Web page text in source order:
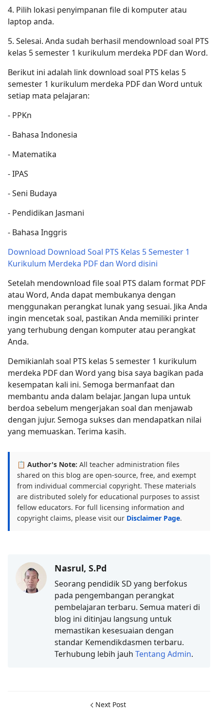
4. Pilih lokasi penyimpanan file di komputer atau
laptop anda.
5. Selesai. Anda sudah berhasil mendownload soal PTS
kelas 5 semester 1 kurikulum merdeka PDF dan Word.
Berikut ini adalah link download soal PTS kelas 5
semester 1 kurikulum merdeka PDF dan Word untuk
setiap mata pelajaran:
- PPKn
- Bahasa Indonesia
- Matematika
- IPAS
- Seni Budaya
- Pendidikan Jasmani
- Bahasa Inggris
Download Download Soal PTS Kelas 5 Semester 1
Kurikulum Merdeka PDF dan Word disini
Setelah mendownload file soal PTS dalam format PDF
atau Word, Anda dapat membukanya dengan
menggunakan perangkat lunak yang sesuai. Jika Anda
ingin mencetak soal, pastikan Anda memiliki printer
yang terhubung dengan komputer atau perangkat
Anda.
Demikianlah soal PTS kelas 5 semester 1 kurikulum
merdeka PDF dan Word yang bisa saya bagikan pada
kesempatan kali ini. Semoga bermanfaat dan
membantu anda dalam belajar. Jangan lupa untuk
berdoa sebelum mengerjakan soal dan menjawab
dengan jujur. Semoga sukses dan mendapatkan nilai
yang memuaskan. Terima kasih.
📋 Author's Note: All teacher administration files
shared on this blog are open-source, free, and exempt
from individual commercial copyright. These materials
are distributed solely for educational purposes to assist
fellow educators. For full licensing information and
copyright claims, please visit our Disclaimer Page.
Nasrul, S.Pd
Seorang pendidik SD yang berfokus
pada pengembangan perangkat
pembelajaran terbaru. Semua materi di
blog ini ditinjau langsung untuk
memastikan kesesuaian dengan
standar Kemendikdasmen terbaru.
Terhubung lebih jauh Tentang Admin.
Next Post